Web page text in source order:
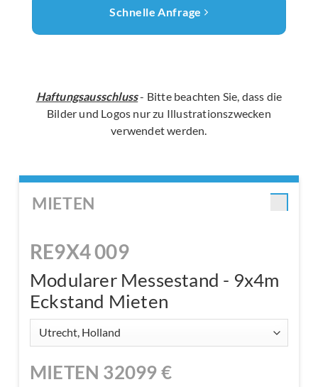
Schnelle Anfrage
Haftungsausschluss- Bitte beachten Sie, dass die
Bilder und Logos nur zu Illustrationszwecken
verwendet werden.
MIETEN
RE9X4 009
Modularer Messestand - 9x4m
Eckstand Mieten
MIETEN 32099€